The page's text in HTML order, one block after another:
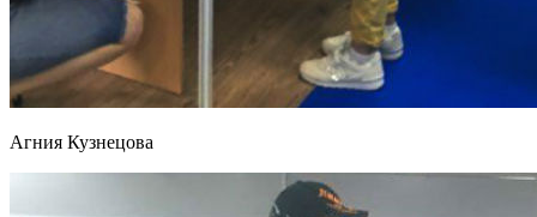
Агния Кузнецова